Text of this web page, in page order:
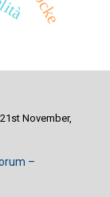
November,
–